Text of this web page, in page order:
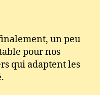
un peu
pour nos
qui adaptent les